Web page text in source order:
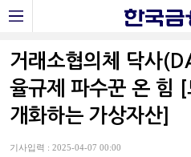
거래소협의체 닥사
율규제 파수꾼 온 힘 [
개화하는 가상자산]
기사입력 : 2025-04-07 00:00